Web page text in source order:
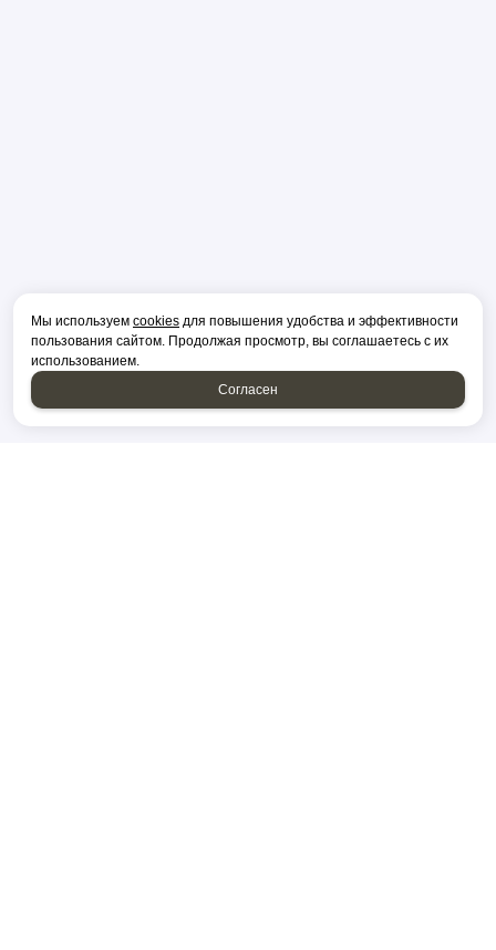
Мы используем cookies для повышения удобства и эффективности
пользования сайтом. Продолжая просмотр, вы соглашаетесь с их
использованием.
Согласен